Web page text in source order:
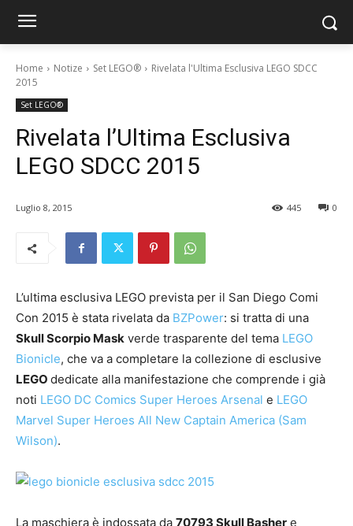
Home Notize Set LEGO®
Rivelata l'Ultima Esclusiva LEGO SDCC
2015
Set LEGO®
Rivelata l’Ultima Esclusiva
LEGO SDCC 2015
Luglio 8, 2015 0
445
L’ultima esclusiva LEGO prevista per il San Diego Comi
Con 2015 è stata rivelata da BZPower: si tratta di una
Skull Scorpio Mask verde trasparente del tema LEGO
Bionicle, che va a completare la collezione di esclusive
LEGO dedicate alla manifestazione che comprende i già
noti LEGO DC Comics Super Heroes Arsenal e LEGO
Marvel Super Heroes All New Captain America (Sam
Wilson).
La maschiera è indossata da 70793 Skull Basher e